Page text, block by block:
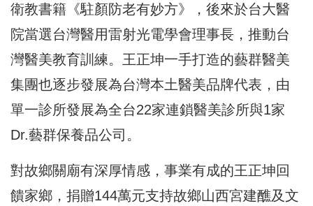
衛教書籍《駐顏防老有妙方》，後來於台大醫
院當選台灣醫用雷射光電學會理事長，推動台
灣醫美教育訓練。王正坤一手打造的藝群醫美
集團也逐步發展為台灣本土醫美品牌代表，由
單一診所發展為全台22家連鎖醫美診所與1家
Dr.藝群保養品公司。
對故鄉關廟有深厚情感，事業有成的王正坤回
饋家鄉，捐贈144萬元支持故鄉山西宮建醮及文